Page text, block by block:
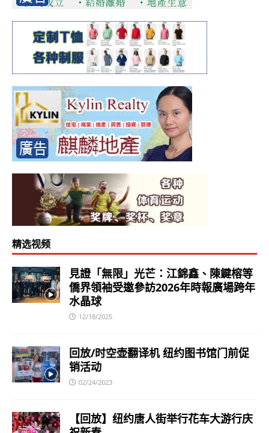
精选视频
見證「無限」光芒：江錦鑫、陳鍵榕等
僑界領袖受邀參訪2026年時報廣場跨年
水晶球
12/18/2025
回放/时空壶翻译机 纽约图书馆门前促
销活动
02/24/2023
【回放】纽约唐人街举行花车大游行庆